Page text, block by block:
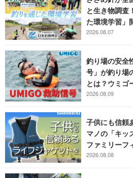
と生き物調査
た環境学習」
2026.08.07
釣り場の安全
号」が釣り場
とは？ウミゴ
2026.08.09
子供にも信頼
マノの「キッ
ファミリーフ
2026.08.08